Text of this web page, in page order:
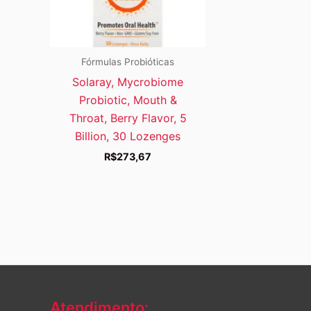
Fórmulas Probióticas
Solaray, Mycrobiome
Probiotic, Mouth &
Throat, Berry Flavor, 5
Billion, 30 Lozenges
R$273,67